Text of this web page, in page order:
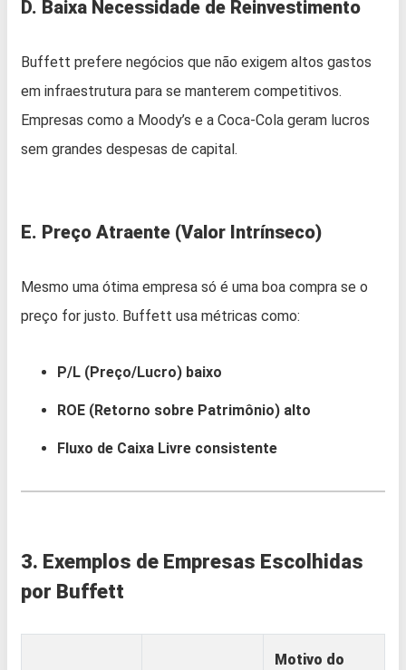
D. Baixa Necessidade de Reinvestimento
Buffett prefere negócios que não exigem altos gastos
em infraestrutura para se manterem competitivos.
Empresas como a Moody’s e a Coca-Cola geram lucros
sem grandes despesas de capital.
E. Preço Atraente (Valor Intrínseco)
Mesmo uma ótima empresa só é uma boa compra se o
preço for justo. Buffett usa métricas como:
P/L (Preço/Lucro) baixo
ROE (Retorno sobre Patrimônio) alto
Fluxo de Caixa Livre consistente
3. Exemplos de Empresas Escolhidas
por Buffett
Motivo do